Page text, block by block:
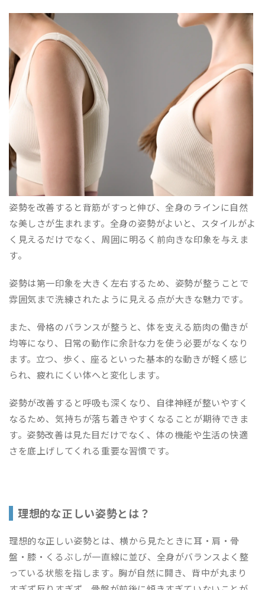
姿勢を改善すると背筋がすっと伸び、全身のラインに自然
な美しさが生まれます。全身の姿勢がよいと、スタイルがよ
く見えるだけでなく、周囲に明るく前向きな印象を与えま
す。
姿勢は第一印象を大きく左右するため、姿勢が整うことで
雰囲気まで洗練されたように見える点が大きな魅力です。
また、骨格のバランスが整うと、体を支える筋肉の働きが
均等になり、日常の動作に余計な力を使う必要がなくなり
ます。立つ、歩く、座るといった基本的な動きが軽く感じ
られ、疲れにくい体へと変化します。
姿勢が改善すると呼吸も深くなり、自律神経が整いやすく
なるため、気持ちが落ち着きやすくなることが期待できま
す。姿勢改善は見た目だけでなく、体の機能や生活の快適
さを底上げしてくれる重要な習慣です。
理想的な正しい姿勢とは？
理想的な正しい姿勢とは、横から見たときに耳・肩・骨
盤・膝・くるぶしが一直線に並び、全身がバランスよく整
っている状態を指します。胸が自然に開き、背中が丸まり